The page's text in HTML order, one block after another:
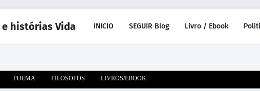
e histórias Vida INICIO SEGUIR Blog Livro / Ebook
POEMA FILOSOFOS LIVROS/EBOOK